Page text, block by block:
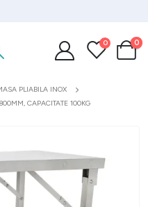
0 0
PLIABILA INOX
CAPACITATE 100KG